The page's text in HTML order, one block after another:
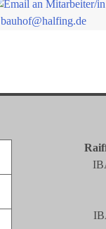
bauhof@halfing.de